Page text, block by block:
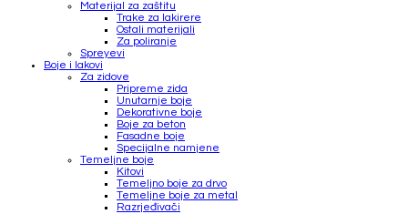
Materijal za zaštitu
Trake za lakirere
Ostali materijali
Za poliranje
Spreyevi
Boje i lakovi
Za zidove
Pripreme zida
Unutarnje boje
Dekorativne boje
Boje za beton
Fasadne boje
Specijalne namjene
Temeljne boje
Kitovi
Temeljno boje za drvo
Temeljne boje za metal
Razrjeđivači